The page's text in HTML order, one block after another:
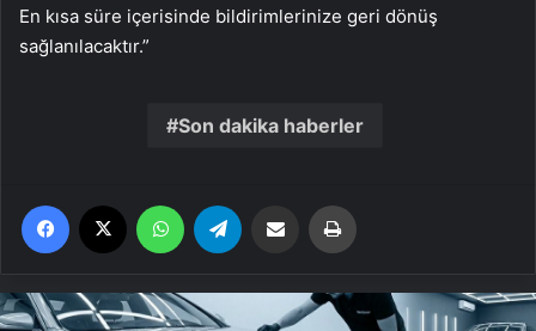
En kısa süre içerisinde bildirimlerinize geri dönüş
sağlanılacaktır.”
Son dakika haberler
Facebook WhatsApp Email'den paylaş